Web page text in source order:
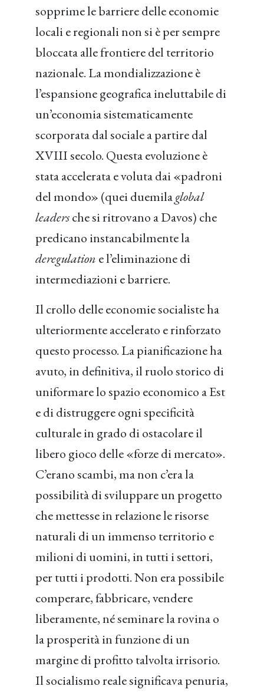
sopprime le barriere delle economie
locali e regionali non si è per sempre
bloccata alle frontiere del territorio
nazionale. La mondializzazione è
l’espansione geografica ineluttabile di
un’economia sistematicamente
scorporata dal sociale a partire dal
XVIII secolo. Questa evoluzione è
stata accelerata e voluta dai «padroni
del mondo» (quei duemilaglobal
leadersche si ritrovano a Davos) che
predicano instancabilmente la
deregulation e l’eliminazione di
intermediazioni e barriere.
Il crollo delle economie socialiste ha
ulteriormente accelerato e rinforzato
questo processo. La pianificazione ha
avuto, in definitiva, il ruolo storico di
uniformare lo spazio economico a Est
e di distruggere ogni specificità
culturale in grado di ostacolare il
libero gioco delle «forze di mercato».
C’erano scambi, ma non c’era la
possibilità di sviluppare un progetto
che mettesse in relazione le risorse
naturali di un immenso territorio e
milioni di uomini, in tutti i settori,
per tutti i prodotti. Non era possibile
comperare, fabbricare, vendere
liberamente, né seminare la rovina o
la prosperità in funzione di un
margine di profitto talvolta irrisorio.
Il socialismo reale significava penuria,